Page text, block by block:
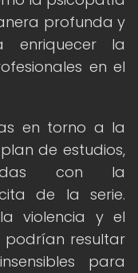
profunda y
enriquecer la
en el
en torno a la
de estudios,
con la
de la serie.
violencia y el
resultar
para